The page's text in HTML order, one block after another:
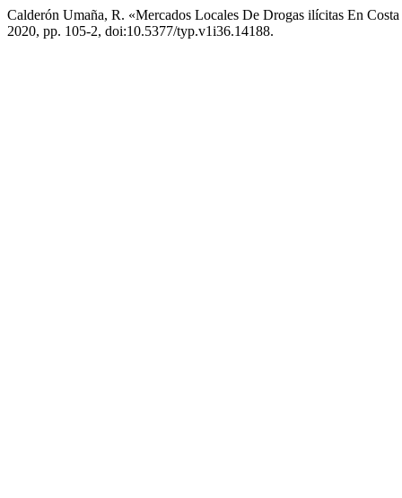
Calderón Umaña, R. «Mercados Locales De Drogas ilícitas En
2020, pp. 105-2, doi:10.5377/typ.v1i36.14188.